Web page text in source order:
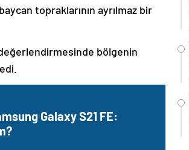
topraklarının ayrılmaz bir
değerlendirmesinde bölgenin
Galaxy S21 FE: